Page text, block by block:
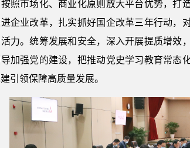
照市场化、商业化原则放大平台优势，打
企业改革，扎实抓好国企改革三年行动，
力。统筹发展和安全，深入开展提质增效
加强党的建设，把推动党史学习教育常态
引领保障高质量发展。